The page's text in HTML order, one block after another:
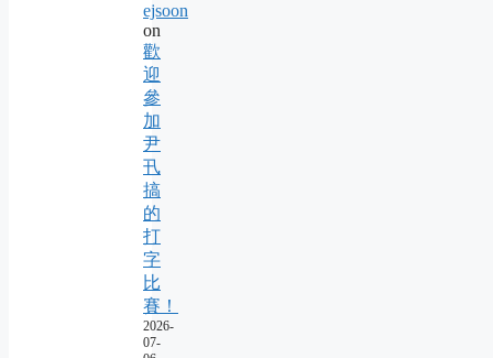
ejsoon
on
歡
迎
參
加
尹
卂
搞
的
打
字
比
賽！
2026-
07-